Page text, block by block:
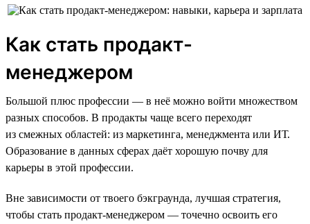
Как стать продакт-
менеджером
Большой плюс профессии — в неё можно войти множеством
разных способов. В продакты чаще всего переходят
из смежных областей: из маркетинга, менеджмента или ИТ.
Образование в данных сферах даёт хорошую почву для
карьеры в этой профессии.
Вне зависимости от твоего бэкграунда, лучшая стратегия,
чтобы стать продакт-менеджером — точечно освоить его